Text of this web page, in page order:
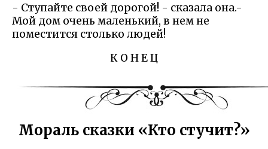
- Ступайте своей дорогой! - сказала она.-
Мой дом очень маленький, в нем не
поместится столько людей!
К О Н Е Ц
Мораль сказки «Кто стучит?»